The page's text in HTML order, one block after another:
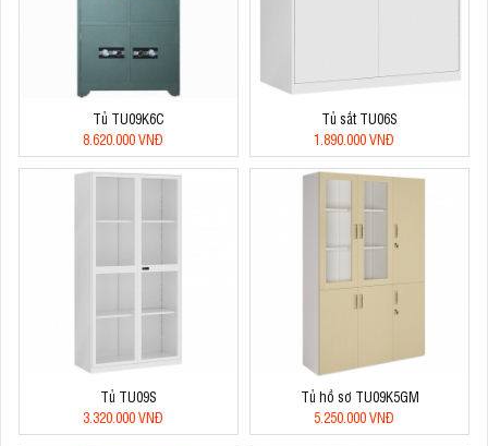
Tủ TU09K6C
8.620.000 VNĐ
Tủ sắt TU06S
1.890.000 VNĐ
Tủ TU09S
3.320.000 VNĐ
Tủ hồ sơ TU09K5GM
5.250.000 VNĐ